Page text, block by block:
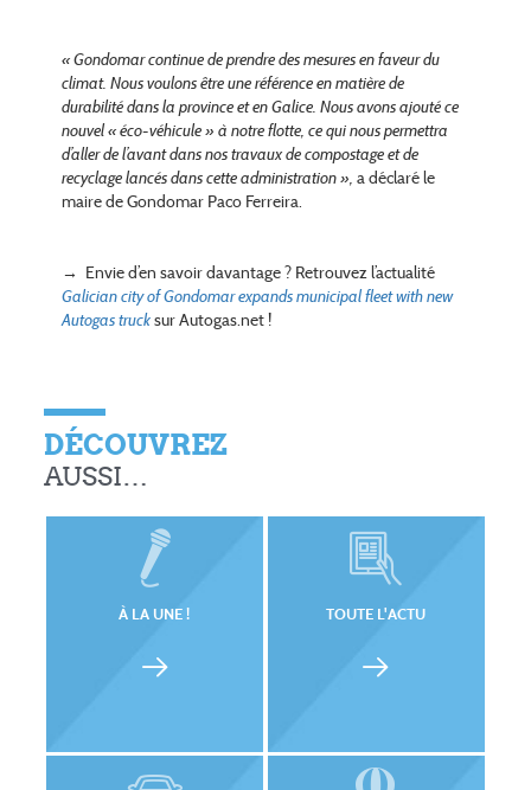
« Gondomar continue de prendre des mesures en faveur du
climat. Nous voulons être une référence en matière de
durabilité dans la province et en Galice. Nous avons ajouté ce
nouvel « éco-véhicule » à notre flotte, ce qui nous permettra
d’aller de l’avant dans nos travaux de compostage et de
recyclage lancés dans cette administration », a déclaré le
maire de Gondomar Paco Ferreira.
→ Envie d’en savoir davantage ? Retrouvez l’actualité
Galician city of Gondomar expands municipal fleet with new
Autogas trucksur Autogas.net !
DÉCOUVREZ
AUSSI…
À LA UNE ! TOUTE L'ACTU